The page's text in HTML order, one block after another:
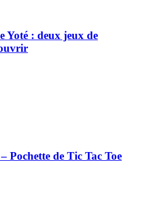
Yoté : deux jeux de
Pochette de Tic Tac Toe